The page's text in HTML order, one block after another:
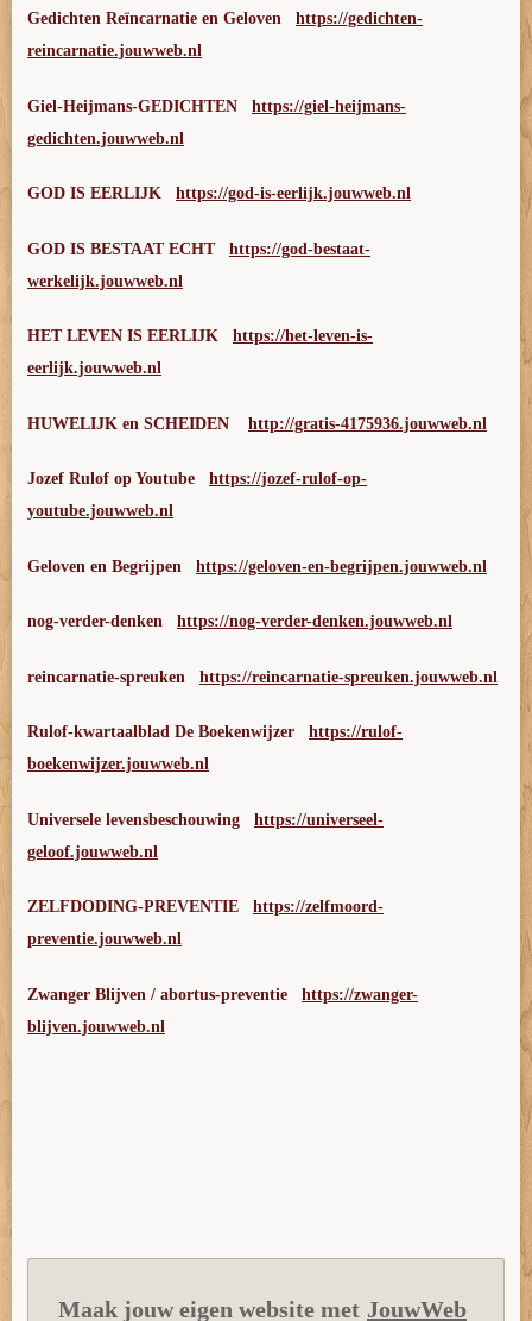
Gedichten Reïncarnatie en Geloven
https://gedichten-
reincarnatie.jouwweb.nl
Giel-Heijmans-GEDICHTEN https://giel-heijmans-
gedichten.jouwweb.nl
GOD IS EERLIJK https://god-is-eerlijk.jouwweb.nl
GOD IS BESTAAT ECHT https://god-bestaat-
werkelijk.jouwweb.nl
HET LEVEN IS EERLIJK https://het-leven-is-
eerlijk.jouwweb.nl
HUWELIJK en SCHEIDEN http://gratis-4175936.jouwweb.nl
Jozef Rulof op Youtube https://jozef-rulof-op-
youtube.jouwweb.nl
Geloven en Begrijpen https://geloven-en-begrijpen.jouwweb.nl
nog-verder-denken https://nog-verder-denken.jouwweb.nl
reincarnatie-spreuken https://reincarnatie-spreuken.jouwweb.nl
Rulof-kwartaalblad De Boekenwijzer
https://rulof-
boekenwijzer.jouwweb.nl
Universele levensbeschouwing https://universeel-
geloof.jouwweb.nl
ZELFDODING-PREVENTIE https://zelfmoord-
preventie.jouwweb.nl
Zwanger Blijven / abortus-preventie https://zwanger-
blijven.jouwweb.nl
Maak jouw eigen website met JouwWeb